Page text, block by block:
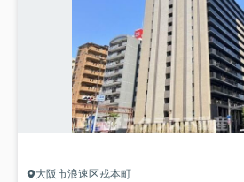
大阪市浪速区戎本町